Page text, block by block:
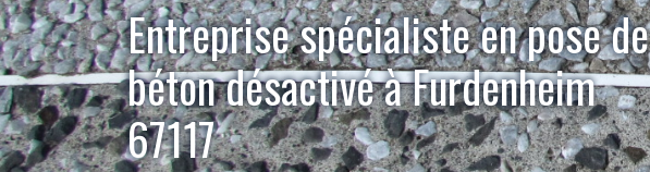
Entreprise spécialiste en pose de
béton désactivé à Furdenheim
67117